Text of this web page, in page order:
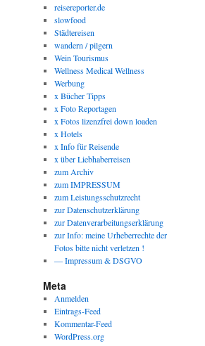
reisereporter.de
slowfood
Städtereisen
wandern / pilgern
Wein Tourismus
Wellness Medical Wellness
Werbung
x Bücher Tipps
x Foto Reportagen
x Fotos lizenzfrei down loaden
x Hotels
x Info für Reisende
x über Liebhaberreisen
zum Archiv
zum IMPRESSUM
zum Leistungsschutzrecht
zur Datenschutzerklärung
zur Datenverarbeitungserklärung
zur Info: meine Urheberrechte der
Fotos bitte nicht verletzen !
— Impressum & DSGVO
Meta
Anmelden
Eintrags-Feed
Kommentar-Feed
WordPress.org